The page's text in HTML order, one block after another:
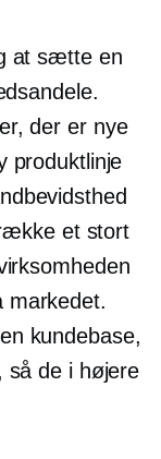
at sætte en
der er nye
produktlinje
et stort
markedet.
kundebase,
så de i højere